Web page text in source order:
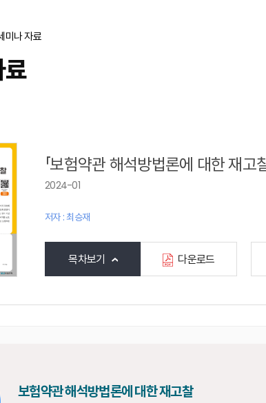
미나 자료
「보험약관 해석방법론에 대한 재고찰
2024-01
저자 : 최승재
목차보기 다운로드
보험약관 해석방법론에 대한 재고찰